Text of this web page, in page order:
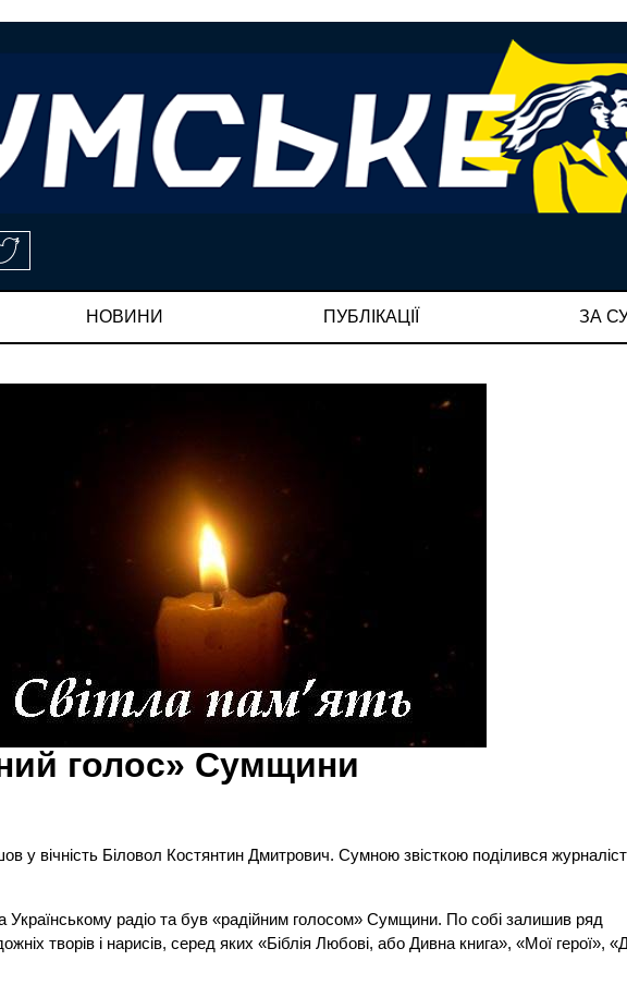
НОВИНИ ПУБЛІКАЦІЇ ЗА
голос» Сумщини
у вічність Біловол Костянтин Дмитрович. Сумною звісткою поділився журналіст
Українському радіо та був «радійним голосом» Сумщини. По собі залишив ряд
творів і нарисів, серед яких «Біблія Любові, або Дивна книга», «Мої герої»,